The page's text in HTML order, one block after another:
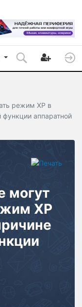
режим XP в
функции аппаратной
могут
XP